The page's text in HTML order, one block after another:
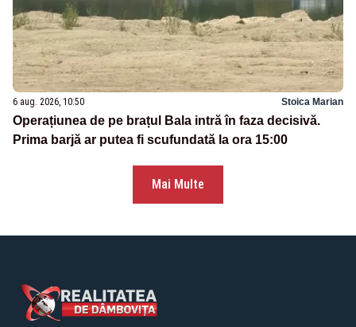
6 aug. 2026, 10:50 Stoica Marian
Operațiunea de pe brațul Bala intră în faza decisivă.
Prima barjă ar putea fi scufundată la ora 15:00
Mai Multe